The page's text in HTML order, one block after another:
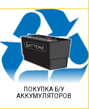
ПОКУПКА Б/У
АККУМУЛЯТОРОВ